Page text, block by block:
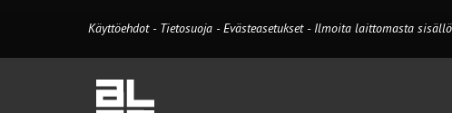
Käyttöehdot - Tietosuoja -Evästeasetukset- Ilmoita laittomasta